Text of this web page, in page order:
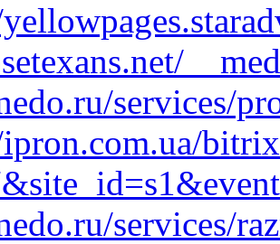
services/
services/